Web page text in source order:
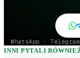
WhatsApp ·
INNI PYTALI